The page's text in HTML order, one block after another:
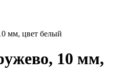
мм, цвет белый
10 мм,